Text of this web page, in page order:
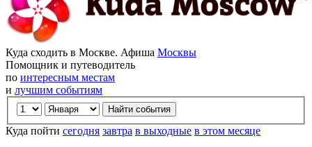
Куда сходить в Москве. Афиша Москвы
Помощник и путеводитель
по интересным местам
и лучшим событиям
Куда пойти сегодня завтра в выходные в этом месяце